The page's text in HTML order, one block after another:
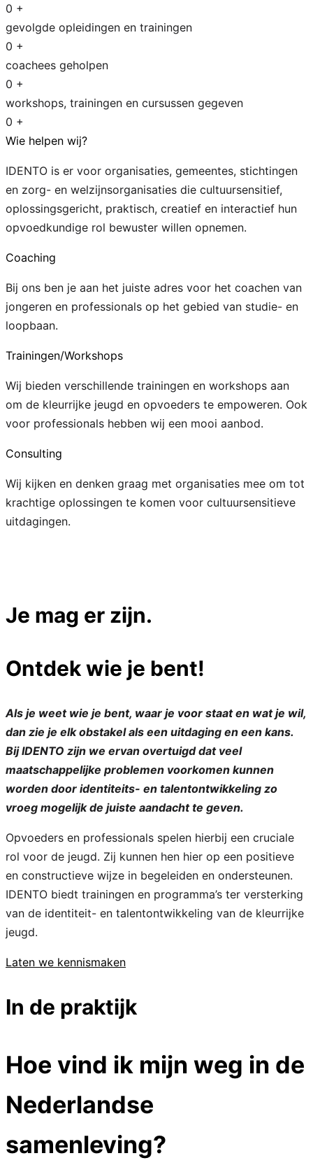
0 +
gevolgde opleidingen en trainingen
0 +
coachees geholpen
0 +
workshops, trainingen en cursussen gegeven
0 +
Wie helpen wij?
IDENTO is er voor organisaties, gemeentes, stichtingen
en zorg- en welzijnsorganisaties die cultuursensitief,
oplossingsgericht, praktisch, creatief en interactief hun
opvoedkundige rol bewuster willen opnemen.
Coaching
Bij ons ben je aan het juiste adres voor het coachen van
jongeren en professionals op het gebied van studie- en
loopbaan.
Trainingen/Workshops
Wij bieden verschillende trainingen en workshops aan
om de kleurrijke jeugd en opvoeders te empoweren. Ook
voor professionals hebben wij een mooi aanbod.
Consulting
Wij kijken en denken graag met organisaties mee om tot
krachtige oplossingen te komen voor cultuursensitieve
uitdagingen.
Je mag er zijn.
Ontdek wie je bent!
Als je weet wie je bent, waar je voor staat en wat je wil,
dan zie je elk obstakel als een uitdaging en een kans.
Bij IDENTO zijn we ervan overtuigd dat veel
maatschappelijke problemen voorkomen kunnen
worden door identiteits- en talentontwikkeling zo
vroeg mogelijk de juiste aandacht te geven.
Opvoeders en professionals spelen hierbij een cruciale
rol voor de jeugd. Zij kunnen hen hier op een positieve
en constructieve wijze in begeleiden en ondersteunen.
IDENTO biedt trainingen en programma’s ter versterking
van de identiteit- en talentontwikkeling van de kleurrijke
jeugd.
Laten we kennismaken
In de praktijk
Hoe vind ik mijn weg in de
Nederlandse
samenleving?